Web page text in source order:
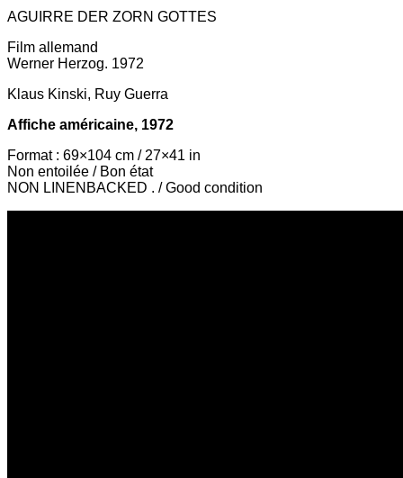
AGUIRRE DER ZORN GOTTES
Film allemand
Werner Herzog. 1972
Klaus Kinski, Ruy Guerra
Affiche américaine, 1972
Format : 69×104 cm / 27×41 in
Non entoilée / Bon état
NON LINENBACKED . / Good condition